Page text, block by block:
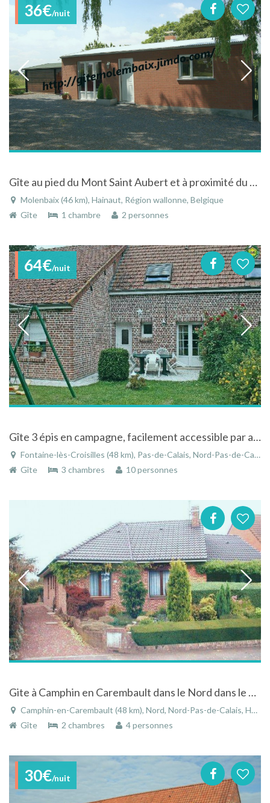
36€/nuit
Gîte au pied du Mont Saint Aubert et à proximité du Mont de l'Enclus.
Molenbaix (46 km), Hainaut, Région wallonne, Belgique
Gîte
1 chambre 2 personnes
64€/nuit
Gîte 3 épis en campagne, facilement accessible par autoroute à Fontaine-lès-Croisilles
Fontaine-lès-Croisilles (48 km), Pas-de-Calais, Nord-Pas-de-Calais, Hauts-de-France, France
Gîte
3 chambres 10 personnes
Gite à Camphin en Carembault dans le Nord dans le Nord-Pas-de-Calais
Camphin-en-Carembault (48 km), Nord, Nord-Pas-de-Calais, Hauts-de-France, France
Gîte
2 chambres 4 personnes
30€/nuit